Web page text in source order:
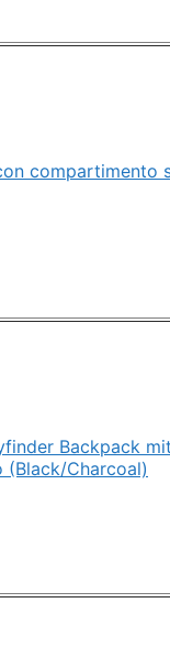
compartimento
Backpack
Charcoal)